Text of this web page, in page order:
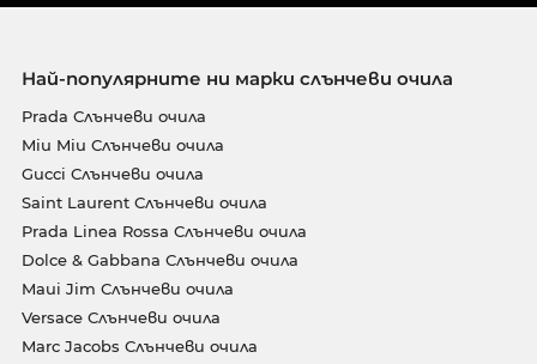
Най-популярните ни марки слънчеви очила
Prada Слънчеви очила
Miu Miu Слънчеви очила
Gucci Слънчеви очила
Saint Laurent Слънчеви очила
Prada Linea Rossa Слънчеви очила
Dolce & Gabbana Слънчеви очила
Maui Jim Слънчеви очила
Versace Слънчеви очила
Marc Jacobs Слънчеви очила